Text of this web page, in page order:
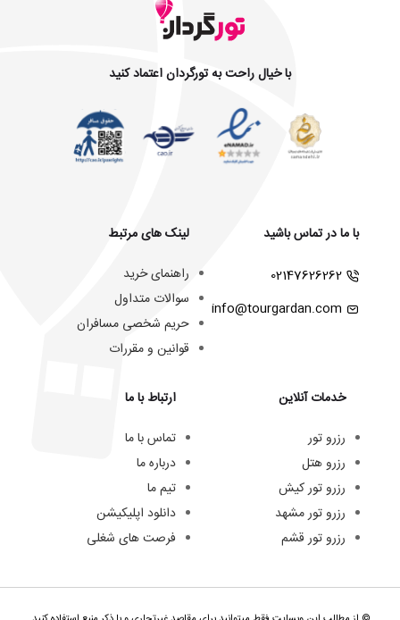
با خیال راحت به تورگردان اعتماد کنید
با ما در تماس باشید
02147626262
info@tourgardan.com
خدمات آنلاین
رزرو تور
رزرو هتل
رزرو تور کیش
رزرو تور مشهد
رزرو تور قشم
لینک های مرتبط
راهنمای خرید
سوالات متداول
حریم شخصی مسافران
قوانین و مقررات
ارتباط با ما
تماس با ما
درباره ما
تیم ما
دانلود اپلیکیشن
فرصت های شغلی